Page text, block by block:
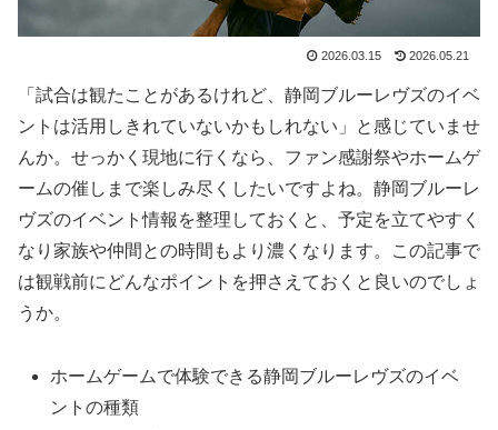
2026.03.15 2026.05.21
「試合は観たことがあるけれど、静岡ブルーレヴズのイベ
ントは活用しきれていないかもしれない」と感じていませ
んか。せっかく現地に行くなら、ファン感謝祭やホームゲ
ームの催しまで楽しみ尽くしたいですよね。静岡ブルーレ
ヴズのイベント情報を整理しておくと、予定を立てやすく
なり家族や仲間との時間もより濃くなります。この記事で
は観戦前にどんなポイントを押さえておくと良いのでしょ
うか。
ホームゲームで体験できる静岡ブルーレヴズのイベ
ントの種類